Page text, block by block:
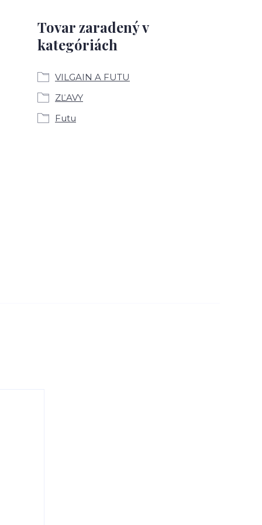
Tovar zaradený v
kategóriách
VILGAIN A FUTU
ZĽAVY
Futu